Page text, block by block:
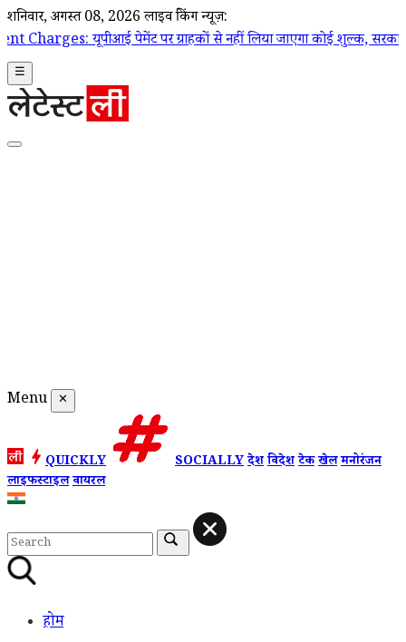
शनिवार, अगस्त 08, 2026 लाइव ब्रेकिंग न्यूज़:
पेमेंट पर ग्राहकों से नहीं लिया जाएगा कोई शुल्क, सरकार ने दी सफाई;
☰
Menu ✕
QUICKLY SOCIALLYदेशविदेशटेकखेलमनोरंजन
लाइफस्टाइलवायरल
होम